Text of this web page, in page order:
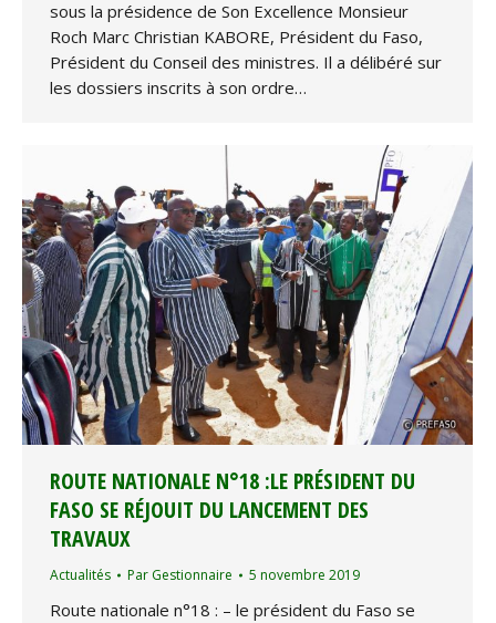
sous la présidence de Son Excellence Monsieur
Roch Marc Christian KABORE, Président du Faso,
Président du Conseil des ministres. Il a délibéré sur
les dossiers inscrits à son ordre…
ROUTE NATIONALE N°18 :LE PRÉSIDENT DU
FASO SE RÉJOUIT DU LANCEMENT DES
TRAVAUX
Actualités Par Gestionnaire 5 novembre 2019
Route nationale n°18 : – le président du Faso se